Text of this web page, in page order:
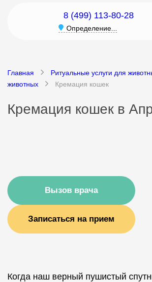
8 (499) 113-80-28
Определение...
Главная Ритуальные услуги для
животных
Кремация кошек
Кремация кошек в
Вызов врача
Записаться на прием
Когда наш верный пушистый